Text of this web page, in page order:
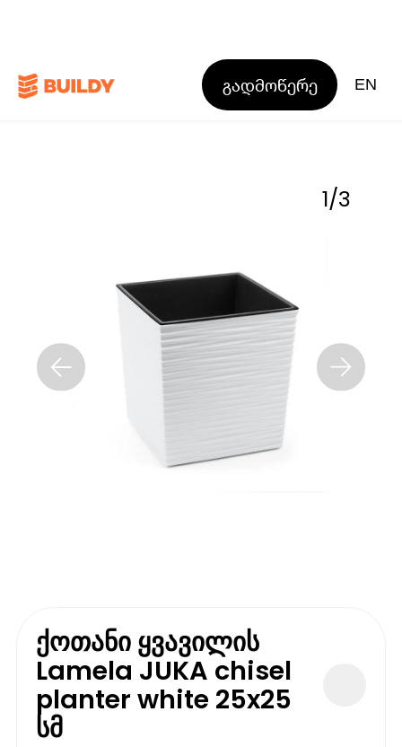
გადმოწერე EN
1/3
ქოთანი ყვავილის
Lamela JUKA chisel
planter white 25x25
სმ